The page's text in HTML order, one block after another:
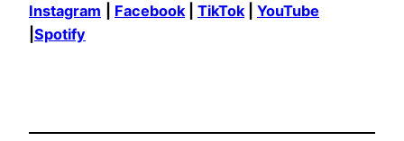
Instagram Facebook TikTok
YouTube
Spotify